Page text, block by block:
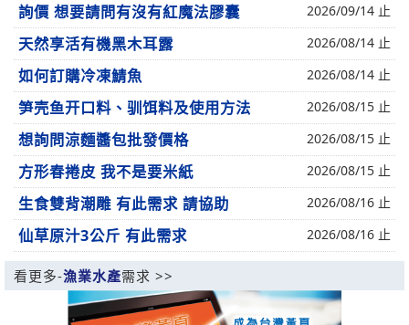
詢價 想要請問有沒有紅魔法膠囊 2026/09/14 止
天然享活有機黑木耳露 2026/08/14 止
如何訂購冷凍鯖魚 2026/08/14 止
笋壳鱼开口料、驯饵料及使用方法 2026/08/15 止
想詢問涼麵醬包批發價格 2026/08/15 止
方形春捲皮 我不是要米紙 2026/08/15 止
生食雙背潮雕 有此需求 請協助 2026/08/16 止
仙草原汁3公斤 有此需求 2026/08/16 止
看更多-漁業水產需求 >>